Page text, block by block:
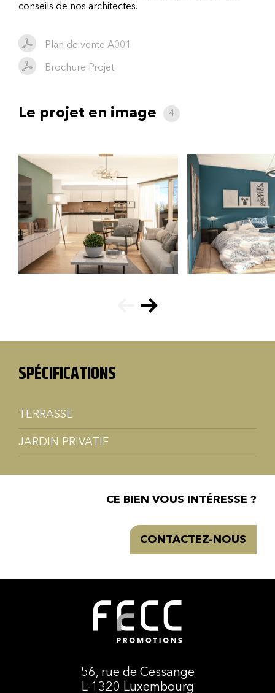
conseils de nos architectes.
Plan de vente A001
Brochure Projet
Le projet en image 4
SPÉCIFICATIONS
TERRASSE
JARDIN PRIVATIF
CE BIEN VOUS INTÉRESSE ?
CONTACTEZ-NOUS
56, rue de Cessange
L-1320 Luxembourg